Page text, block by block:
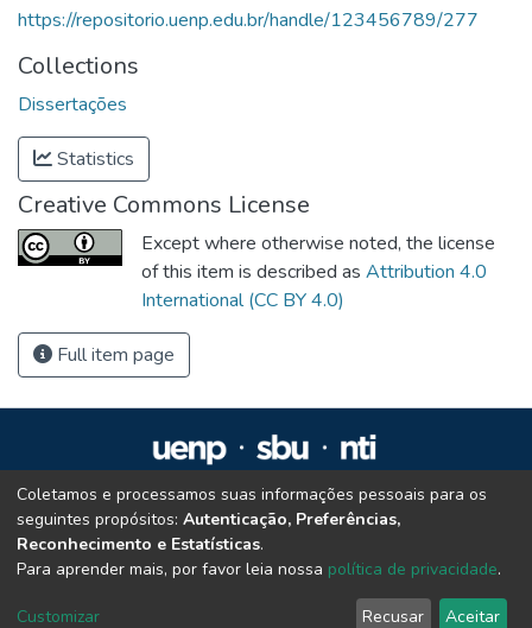
https://repositorio.uenp.edu.br/handle/123456789/277
Collections
Dissertações
Statistics
Creative Commons License
Except where otherwise noted, the license
of this item is described as Attribution 4.0
International (CC BY 4.0)
Full item page
Repositório Institucional da UENP
repositorio@uenp.edu.br
Cookie settings | Privacy policy | End User Agreement Send Feedback
Coletamos e processamos suas informações pessoais para os
seguintes propósitos: Autenticação, Preferências,
Reconhecimento e Estatísticas.
Para aprender mais, por favor leia nossa política de privacidade.
Customizar Recusar Aceitar